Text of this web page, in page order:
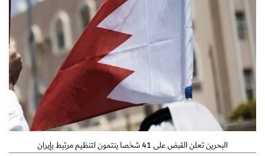
البحرين تعلن القبض على 41 شخصا ينتمون لتنظيم مرتبط بإيران